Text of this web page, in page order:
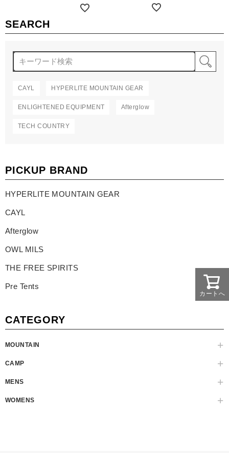
SEARCH
CAYL HYPERLITE MOUNTAIN GEAR
ENLIGHTENED EQUIPMENT Afterglow
TECH COUNTRY
PICKUP BRAND
HYPERLITE MOUNTAIN GEAR
CAYL
Afterglow
OWL MILS
THE FREE SPIRITS
Pre Tents
CATEGORY
MOUNTAIN
CAMP
MENS
WOMENS
カートへ